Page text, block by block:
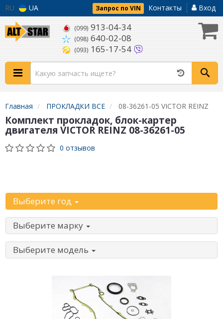
RU UA Запрос по VIN Контакты Вход
(099) 913-04-34
(098) 640-02-08
(093) 165-17-54
Главная ПРОКЛАДКИ ВСЕ 08-36261-05 VICTOR REINZ
Комплект прокладок, блок-картер
двигателя VICTOR REINZ 08-36261-05
0 отзывов
Выберите год
Выберите марку
Выберите модель